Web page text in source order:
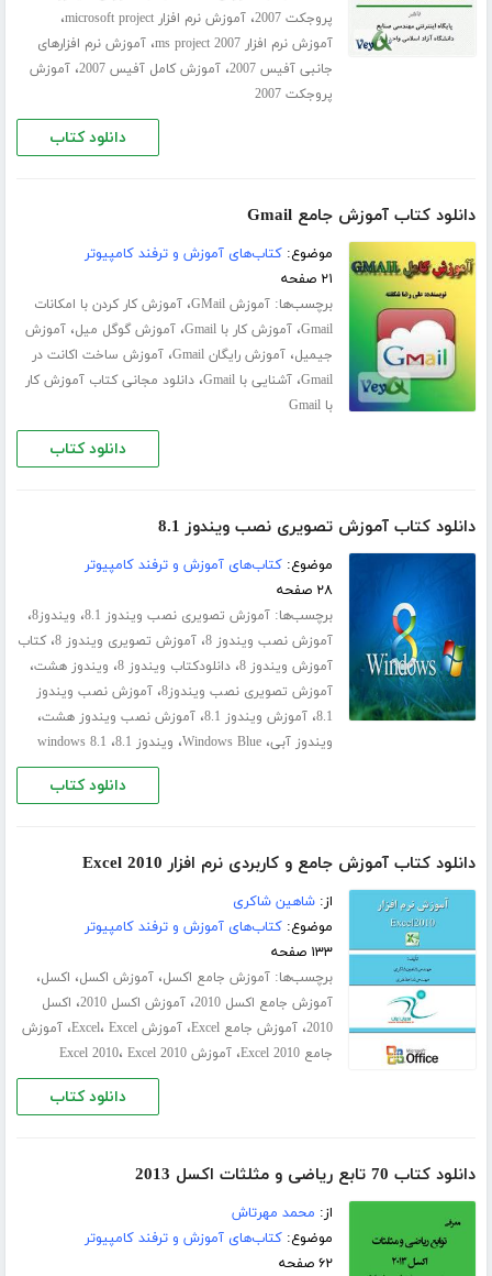
پروجکت 2007
،آموزش نرم افزار microsoft project ،
آموزش نرم افزار ms project 2007 ،آموزش نرم افزارهای
جانبی آفیس 2007
،آموزش کامل آفیس 2007 ،آموزش
پروجکت 2007
دانلود کتاب
دانلود کتاب آموزش جامع Gmail
موضوع:کتاب‌های آموزش و ترفند کامپیوتر
۲۱ صفحه
برچسب‌ها:آموزش GMail ،آموزش کار کردن با امکانات
Gmail،آموزش کار با Gmail ،آموزش گوگل میل،آموزش
جیمیل،آموزش رایگان Gmail ،آموزش ساخت اکانت در
Gmail،آشنایی با Gmail ،دانلود مجانی کتاب آموزش کار
با Gmail
دانلود کتاب
دانلود کتاب آموزش تصویری نصب ویندوز 8.1
موضوع:کتاب‌های آموزش و ترفند کامپیوتر
۲۸ صفحه
برچسب‌ها:آموزش تصویری نصب ویندوز 8.1 ، ویندوز8 ،
آموزش نصب ویندوز 8 ،آموزش تصویری ویندوز 8 ،کتاب
آموزش ویندوز 8 ،دانلودکتاب ویندوز 8 ، ویندوز هشت،
آموزش تصویری نصب ویندوز8 ،آموزش نصب ویندوز
8.1،آموزش ویندوز 8.1 ،آموزش نصب ویندوز هشت،
ویندوز آبی،Windows Blue، ویندوز 8.1 ، windows 8.1
دانلود کتاب
دانلود کتاب آموزش جامع و کاربردی نرم افزار Excel 2010
از:شاهین شاکری
موضوع:کتاب‌های آموزش و ترفند کامپیوتر
۱۳۳ صفحه
برچسب‌ها:آموزش جامع اکسل،آموزش اکسل، اکسل،
آموزش جامع اکسل 2010 ،آموزش اکسل 2010 ، اکسل
2010،آموزش جامع Excel ،آموزش Excel ، Excel ،آموزش
جامع Excel 2010
،آموزش Excel 2010 ، Excel 2010
دانلود کتاب
دانلود کتاب 70 تابع ریاضی و مثلثات اکسل 2013
از: محمد مهرتاش
موضوع:کتاب‌های آموزش و ترفند کامپیوتر
۶۲ صفحه